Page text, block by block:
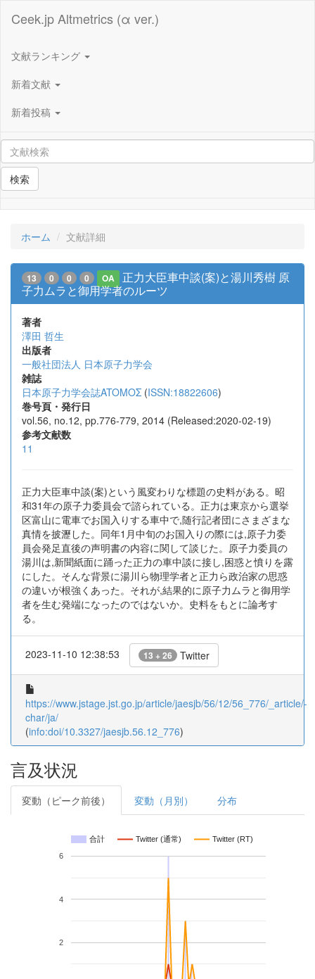
Ceek.jp Altmetrics (α ver.)
文献ランキング
新着文献
新着投稿
検索
ホーム 文献詳細
13 0 0 0 OA
正力大臣車中談(案)と湯川秀樹 原
子力ムラと御用学者のルーツ
著者
澤田 哲生
出版者
一般社団法人 日本原子力学会
雑誌
日本原子力学会誌ATOMOΣ (ISSN:18822606)
巻号頁・発行日
vol.56, no.12, pp.776-779, 2014 (Released:2020-02-19)
参考文献数
11
正力大臣車中談(案)という風変わりな標題の史料がある。昭
和31年の原子力委員会で諮られている。正力は東京から選挙
区富山に電車でお国入りする車中で,随行記者団にさまざまな
真情を披瀝した。同年1月中旬のお国入りの際には,原子力委
員会発足直後の声明書の内容に関して談じた。原子力委員の
湯川は,新聞紙面に踊った正力の車中談に接し,困惑と憤りを露
にした。そんな背景に湯川ら物理学者と正力ら政治家の思惑
の違いが根強くあった。それが,結果的に原子力ムラと御用学
者を生む発端になったのではないか。史料をもとに論考す
る。
2023-11-10 12:38:53 13 + 26 Twitter
https://www.jstage.jst.go.jp/article/jaesjb/56/12/56_776/_article/-
char/ja/
(info:doi/10.3327/jaesjb.56.12_776)
言及状況
変動（ピーク前後） 変動（月別） 分布
合計 Twitter (通常) Twitter (RT)
2
4
6